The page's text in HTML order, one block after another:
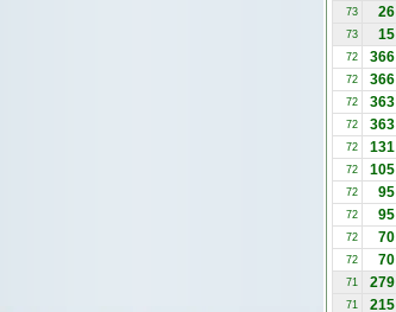
73 26
73 15
72 366
72 366
72 363
72 363
72 131
72 105
72 95
72 95
72 70
72 70
71 279
71 215